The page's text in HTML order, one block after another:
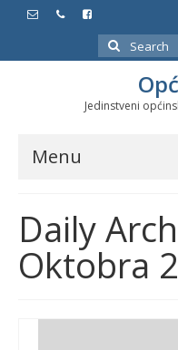
Search
for:
Jedinstveni
Menu
Službeni glasnici
Javne nabavke
Značajni datumi i
Daily
Oktobra